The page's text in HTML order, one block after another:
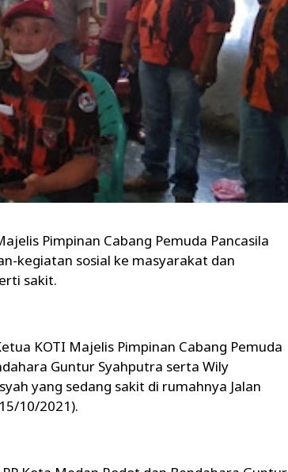
Pimpinan Cabang Pemuda Pancasila
kegiatan sosial ke masyarakat dan
sakit.
KOTI Majelis Pimpinan Cabang Pemuda
Guntur Syahputra serta Wily
yang sedang sakit di rumahnya Jalan
10/2021).